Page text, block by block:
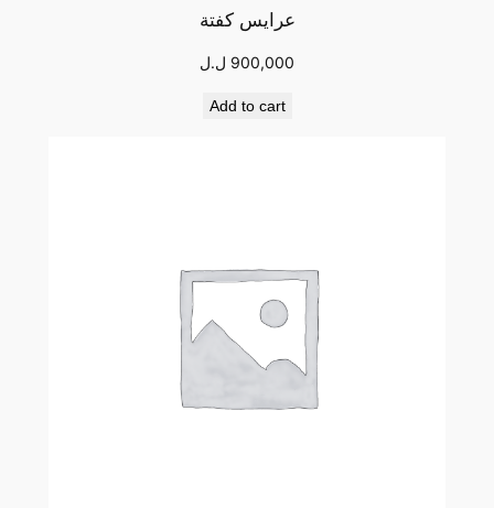
عرايس كفتة
900,000 ل.ل
Add to cart